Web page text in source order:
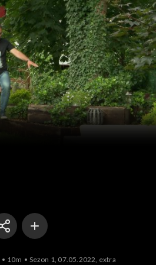
Rok w ogrodzie
10m Sezon 1, 07.05.2022, extra